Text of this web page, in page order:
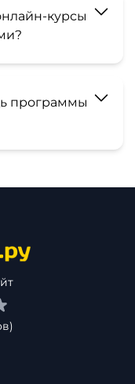
курсы
программы